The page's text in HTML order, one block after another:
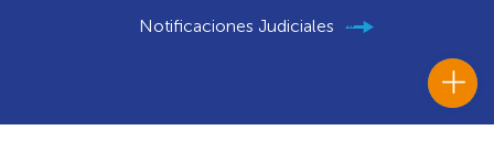
Notificaciones Judiciales